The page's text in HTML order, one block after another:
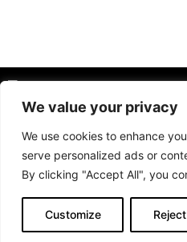
We value your privacy
We use cookies to enhance
serve personalized ads or
By clicking "Accept All", you
Customize
Impressum
© Alle Rechte